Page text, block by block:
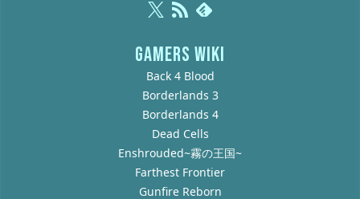
GAMERS WIKI
Back 4 Blood
Borderlands 3
Borderlands 4
Dead Cells
Enshrouded~霧の王国~
Farthest Frontier
Gunfire Reborn